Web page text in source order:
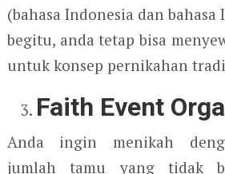
(bahasa Indonesia dan
begitu, anda tetap bisa
untuk konsep pernikahan
Faith Event
Anda ingin menikah
jumlah tamu yang tidak